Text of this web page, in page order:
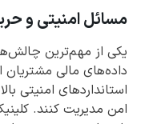
مسائل امنیتی و
یکی از مهم‌ترین
داده‌های مالی
استانداردهای امنیتی
امن مدیریت کنند.